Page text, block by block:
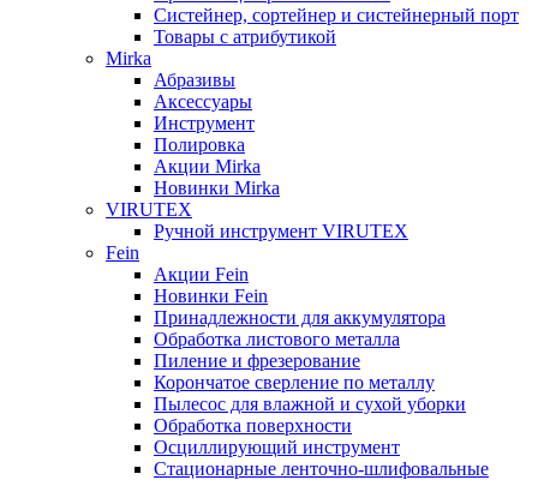
Систейнер, сортейнер и систейнерный порт
Товары с атрибутикой
Mirka
Абразивы
Аксессуары
Инструмент
Полировка
Акции Mirka
Новинки Mirka
VIRUTEX
Ручной инструмент VIRUTEX
Fein
Акции Fein
Новинки Fein
Принадлежности для аккумулятора
Обработка листового металла
Пиление и фрезерование
Корончатое сверление по металлу
Пылесос для влажной и сухой уборки
Обработка поверхности
Осциллирующий инструмент
Стационарные ленточно-шлифовальные